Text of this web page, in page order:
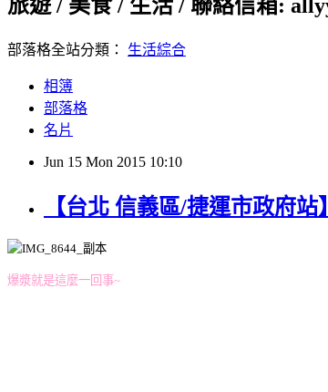
旅遊 / 美食 / 生活 / 聯絡信箱:
部落格全站分類： 生活綜合
相簿
部落格
名片
Jun 15 Mon 2015 10:10
【台北 信義區/捷運市政府
爆漿就是這麼一回事~